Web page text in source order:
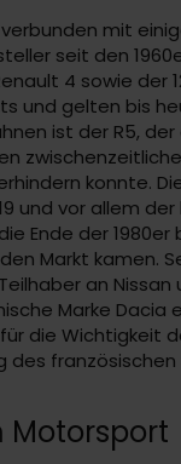
mit
seit den
4 sowie der
und gelten bis
ist der R5,
konnte.
und vor allem
Ende der 1980er
Markt kamen.
an
Marke Dacia
die Wichtigkeit
des
Motorsport